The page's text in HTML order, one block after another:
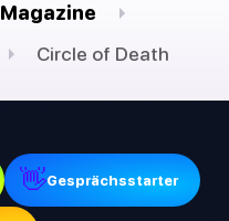
Magazine
Circle of Death
👋Gesprächsstarter